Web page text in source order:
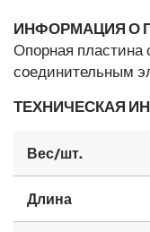
ИНФОРМАЦИЯ О
Опорная
соединительным
ТЕХНИЧЕСКАЯ
Вес/шт.
Длина